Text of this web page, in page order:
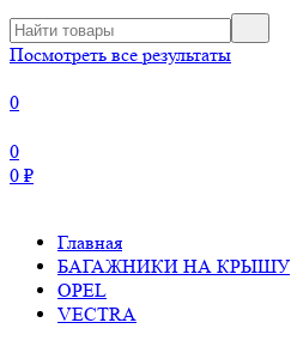
Посмотреть все результаты
0
0
0 ₽
Главная
БАГАЖНИКИ НА КРЫШУ
OPEL
VECTRA